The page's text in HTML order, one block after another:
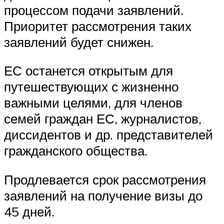
процессом подачи заявлений.
Приоритет рассмотрения таких
заявлений будет снижен.
ЕС останется открытым для
путешествующих с жизненно
важными целями, для членов
семей граждан ЕС, журналистов,
диссидентов и др. представителей
гражданского общества.
Продлевается срок рассмотрения
заявлений на получение визы до
45 дней.